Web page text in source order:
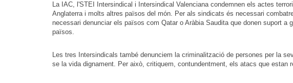
La IAC, l'STEI Intersindical i Intersindical Valenciana condemnen els actes
Anglaterra i molts altres països del món. Per als sindicats és necessari
necessari denunciar els països com Qatar o Aràbia Saudita que donen suport
països.
Les tres Intersindicals també denunciem la criminalització de persones per la
se la vida dignament. Per això, critiquem, contundentment, els atacs que